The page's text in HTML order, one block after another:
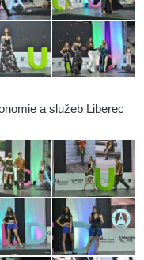
a služeb Liberec